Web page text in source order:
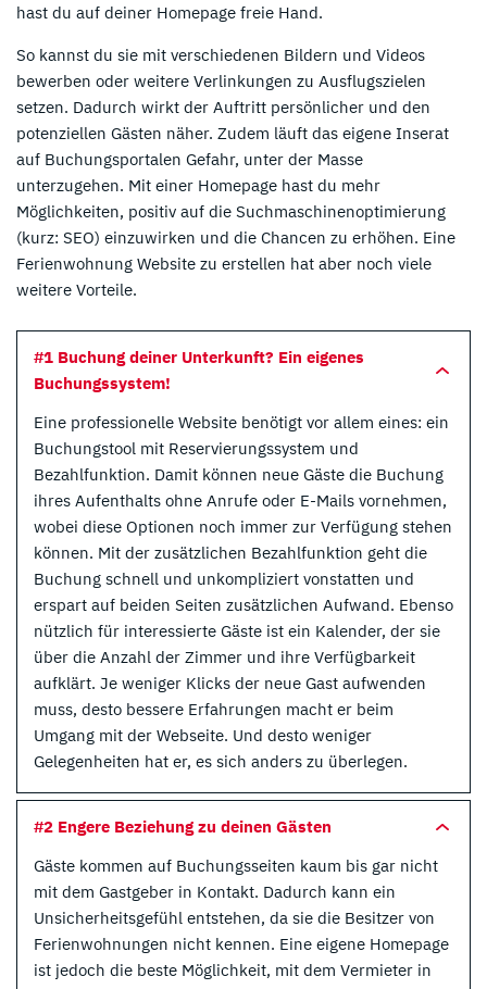
hast du auf deiner Homepage freie Hand.
So kannst du sie mit verschiedenen Bildern und Videos
bewerben oder weitere Verlinkungen zu Ausflugszielen
setzen. Dadurch wirkt der Auftritt persönlicher und den
potenziellen Gästen näher. Zudem läuft das eigene Inserat
auf Buchungsportalen Gefahr, unter der Masse
unterzugehen. Mit einer Homepage hast du mehr
Möglichkeiten, positiv auf die Suchmaschinenoptimierung
(kurz: SEO) einzuwirken und die Chancen zu erhöhen. Eine
Ferienwohnung Website zu erstellen hat aber noch viele
weitere Vorteile.
#1 Buchung deiner Unterkunft? Ein eigenes
Buchungssystem!
Eine professionelle Website benötigt vor allem eines: ein
Buchungstool mit Reservierungssystem und
Bezahlfunktion. Damit können neue Gäste die Buchung
ihres Aufenthalts ohne Anrufe oder E-Mails vornehmen,
wobei diese Optionen noch immer zur Verfügung stehen
können. Mit der zusätzlichen Bezahlfunktion geht die
Buchung schnell und unkompliziert vonstatten und
erspart auf beiden Seiten zusätzlichen Aufwand. Ebenso
nützlich für interessierte Gäste ist ein Kalender, der sie
über die Anzahl der Zimmer und ihre Verfügbarkeit
aufklärt. Je weniger Klicks der neue Gast aufwenden
muss, desto bessere Erfahrungen macht er beim
Umgang mit der Webseite. Und desto weniger
Gelegenheiten hat er, es sich anders zu überlegen.
#2 Engere Beziehung zu deinen Gästen
Gäste kommen auf Buchungsseiten kaum bis gar nicht
mit dem Gastgeber in Kontakt. Dadurch kann ein
Unsicherheitsgefühl entstehen, da sie die Besitzer von
Ferienwohnungen nicht kennen. Eine eigene Homepage
ist jedoch die beste Möglichkeit, mit dem Vermieter in